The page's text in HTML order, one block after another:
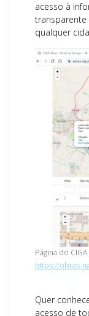
acesso à
qualquer
Página do
https://obras-
Quer
acesso de